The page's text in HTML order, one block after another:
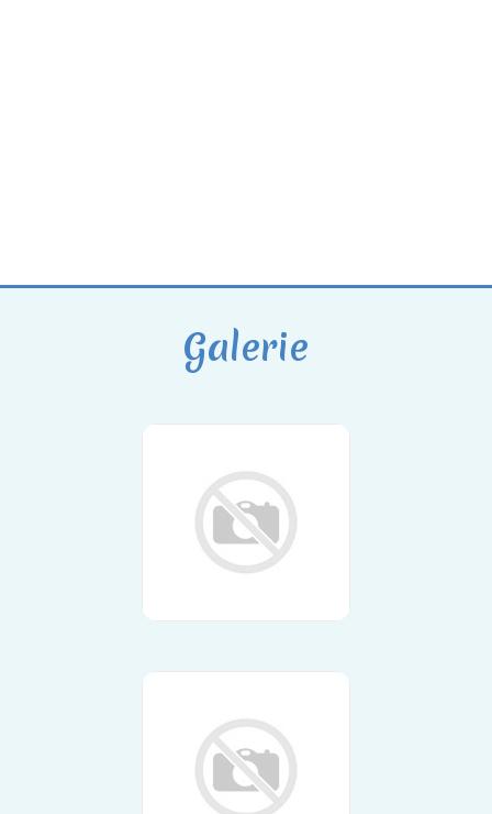
Galerie